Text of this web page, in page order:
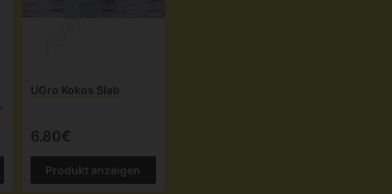
UGro Kokos Slab
6.80€
Produkt anzeigen